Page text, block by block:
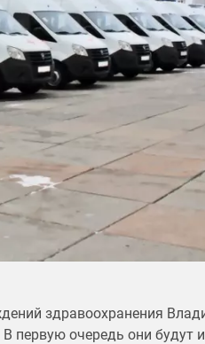
здравоохранения
очередь они будут